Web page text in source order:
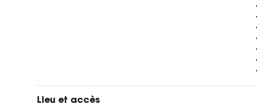
Lieu et accès